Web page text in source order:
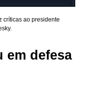
críticas ao presidente
em defesa